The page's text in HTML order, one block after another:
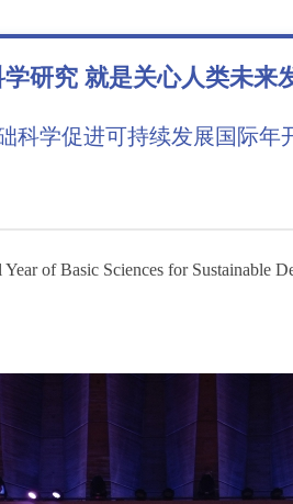
研究 就是关心人类未来
学促进可持续发展国际年
of Basic Sciences for Sustainable